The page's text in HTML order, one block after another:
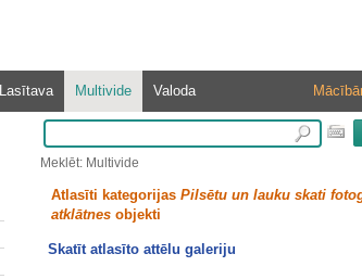
Lasītava Multivide Valoda
Meklēt: Multivide
Atlasīti kategorijas Pilsētu un lauku skati
atklātnesobjekti
Skatīt atlasīto attēlu galeriju